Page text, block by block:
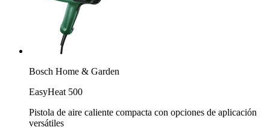
Bosch Home & Garden
EasyHeat 500
Pistola de aire caliente compacta con opciones de aplicación
versátiles